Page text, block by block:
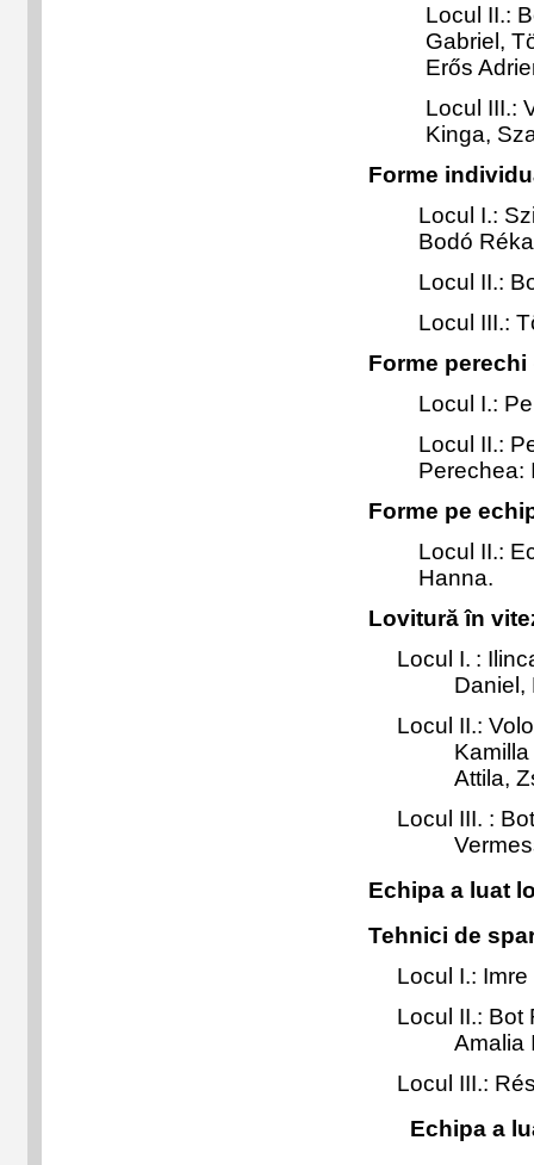
Locul II.:
Gabriel,
Erős
Locul III.:
Kinga,
Forme
Locul I.:
Bodó
Locul II.:
Locul III.:
Forme perechi
Locul I.:
Locul II.:
Perechea:
Forme pe
Locul II.:
Hanna.
Lovitură în
Locul I. :
Daniel,
Locul II.:
Attila,
Locul III. :
Echipa a luat
Tehnici de
Locul I.:
Locul II.: Bot
Amalia
Locul III.:
Echipa a